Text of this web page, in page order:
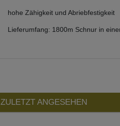
hohe Zähigkeit und Abriebfestigkeit
Lieferumfang: 1800m Schnur in
ZULETZT ANGESEHEN